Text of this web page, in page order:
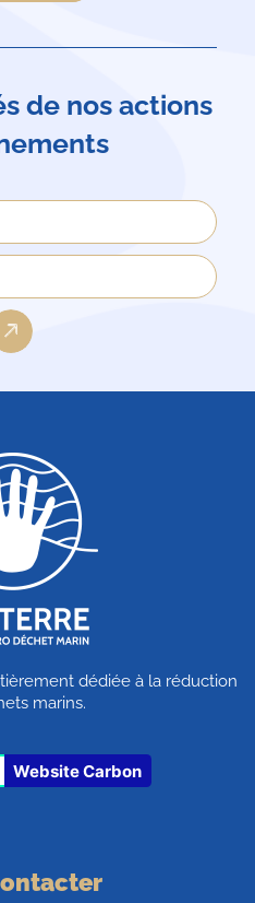
de nos actions
dédiée à la réduction
marins.
Website Carbon